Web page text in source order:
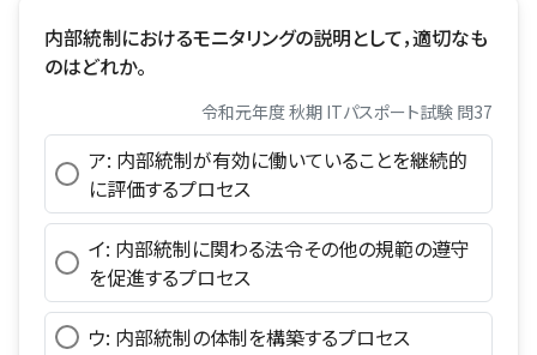
内部統制におけるモニタリングの説明として，適切なも
のはどれか。
令和元年度 秋期 ITパスポート試験 問37
ア: 内部統制が有効に働いていることを継続的
に評価するプロセス
イ: 内部統制に関わる法令その他の規範の遵守
を促進するプロセス
ウ: 内部統制の体制を構築するプロセス